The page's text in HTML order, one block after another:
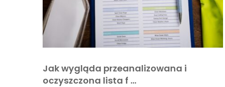
Jak wygląda przeanalizowana i
oczyszczona lista f …